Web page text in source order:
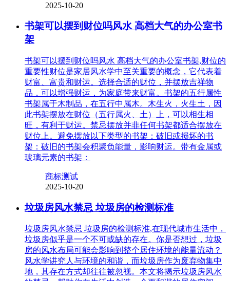
2025-10-20
书架可以摆到财位吗风水 高档大气的办公室书
架
书架可以摆到财位吗风水 高档大气的办公室书架,财位的
重要性财位是家居风水学中至关重要的概念，它代表着
财富、富贵和财运。选择合适的财位，并摆放吉祥物
品，可以增强财运，为家庭带来财富。书架的五行属性
书架属于木制品，在五行中属木。木生火，火生土，因
此书架摆放在财位（五行属火、土）上，可以相生相
旺，有利于财运。禁忌摆放并非任何书架都适合摆放在
财位上。避免摆放以下类型的书架：破旧或损坏的书
架：破旧的书架会积聚负能量，影响财运。带有金属或
玻璃元素的书架：
商标测试
2025-10-20
垃圾房风水禁忌 垃圾房的检测标准
垃圾房风水禁忌 垃圾房的检测标准,在现代城市生活中，
垃圾房似乎是一个不可或缺的存在。你是否想过，垃圾
房的风水布局可能会影响到整个居住环境的能量流动？
风水学讲究人与环境的和谐，而垃圾房作为废弃物集中
地，其存在方式却往往被忽视。本文将揭示垃圾房风水